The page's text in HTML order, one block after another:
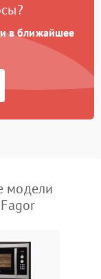
в ближайшее
модели